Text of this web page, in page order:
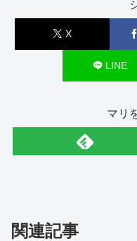
X
LINE
マリ
関連記事